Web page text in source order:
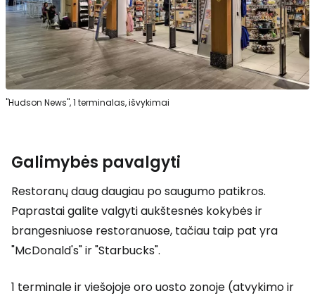
"Hudson News", 1 terminalas, išvykimai
Galimybės pavalgyti
Restoranų daug daugiau po saugumo patikros.
Paprastai galite valgyti aukštesnės kokybės ir
brangesniuose restoranuose, tačiau taip pat yra
"McDonald's" ir "Starbucks".
1 terminale ir viešojoje oro uosto zonoje (atvykimo ir